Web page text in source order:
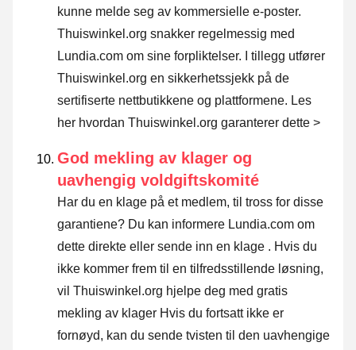
kunne melde seg av kommersielle e-poster.
Thuiswinkel.org snakker regelmessig med
Lundia.com om sine forpliktelser. I tillegg utfører
Thuiswinkel.org en sikkerhetssjekk på de
sertifiserte nettbutikkene og plattformene. Les
her hvordan Thuiswinkel.org garanterer dette >
God mekling av klager og
uavhengig voldgiftskomité
Har du en klage på et medlem, til tross for disse
garantiene? Du kan informere Lundia.com om
dette direkte eller sende inn en klage . Hvis du
ikke kommer frem til en tilfredsstillende løsning,
vil Thuiswinkel.org hjelpe deg med gratis
mekling av klager Hvis du fortsatt ikke er
fornøyd, kan du sende tvisten til den uavhengige